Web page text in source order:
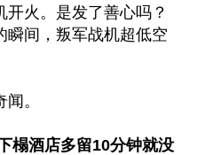
火。是发了善心吗？
瞬间，叛军战机超低空
。
榻酒店多留10分钟就没